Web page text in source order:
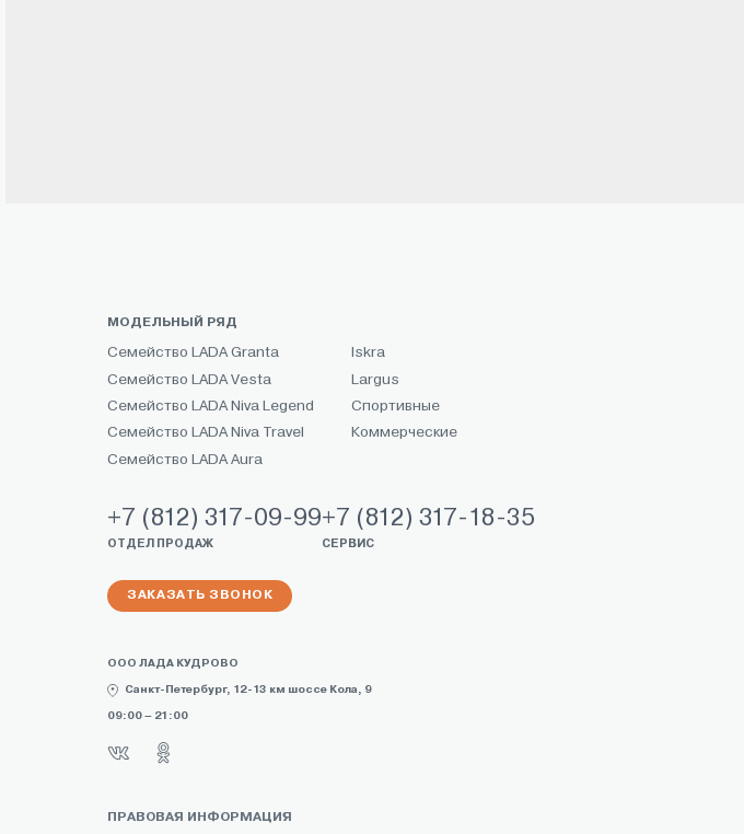
МОДЕЛЬНЫЙ РЯД
Семейство LADA Granta
Семейство LADA Vesta
Семейство LADA Niva Legend
Семейство LADA Niva Travel
Семейство LADA Aura
Iskra
Largus
Спортивные
Коммерческие
+7 (812) 317-09-99
ОТДЕЛ ПРОДАЖ
+7 (812) 317-18-35
СЕРВИС
ЗАКАЗАТЬ ЗВОНОК
ООО ЛАДА КУДРОВО
Санкт-Петербург, 12-13 км шоссе Кола, 9
09:00 – 21:00
ПРАВОВАЯ ИНФОРМАЦИЯ